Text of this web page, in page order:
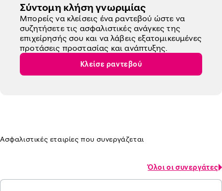
Σύντομη κλήση γνωριμίας
Μπορείς να κλείσεις ένα ραντεβού ώστε να
συζητήσετε τις ασφαλιστικές ανάγκες της
επιχείρησής σου και να λάβεις εξατομικευμένες
προτάσεις προστασίας και ανάπτυξης.
Κλείσε ραντεβού
Ασφαλιστικές εταιρίες που συνεργάζεται
Όλοι οι συνεργάτες